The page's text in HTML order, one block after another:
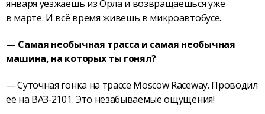
января уезжаешь из Орла и возвращаешься уже
в марте. И всё время живешь в микроавтобусе.
— Самая необычная трасса и самая необычная
машина, на которых ты гонял?
— Суточная гонка на трассе Moscow Raceway. Проводил
её на ВАЗ‑2101. Это незабываемые ощущения!